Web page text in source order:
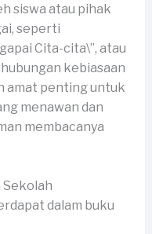
siswa atau pihak
seperti
Cita-cita\”, atau
kebiasaan
amat penting untuk
menawan dan
membacanya
Sekolah
dalam buku